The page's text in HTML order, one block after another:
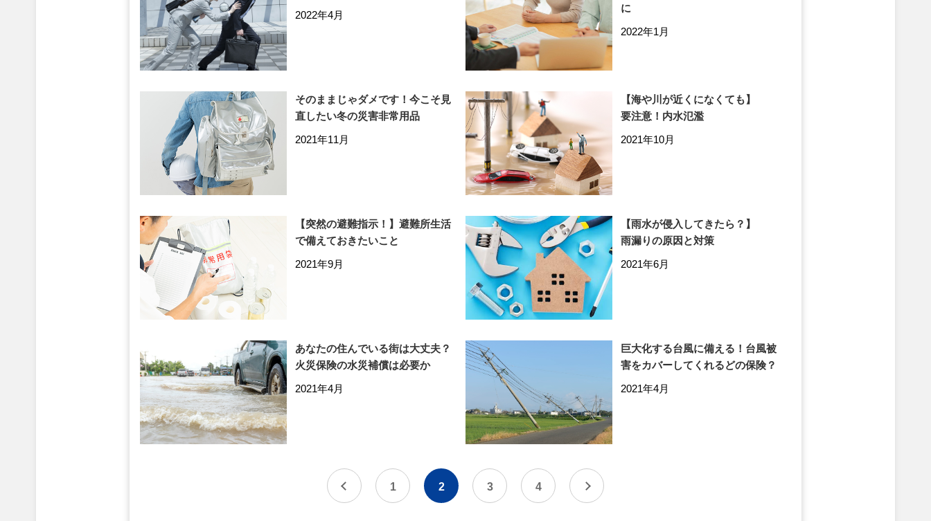
2022年4月
に
2022年1月
そのままじゃダメです！今こそ見
直したい冬の災害非常用品
2021年11月
【海や川が近くになくても】
要注意！内水氾濫
2021年10月
【突然の避難指示！】避難所生活
で備えておきたいこと
2021年9月
【雨水が侵入してきたら？】
雨漏りの原因と対策
2021年6月
あなたの住んでいる街は大丈夫？
火災保険の水災補償は必要か
2021年4月
巨大化する台風に備える！台風被
害をカバーしてくれるどの保険？
2021年4月
1 2 3 4